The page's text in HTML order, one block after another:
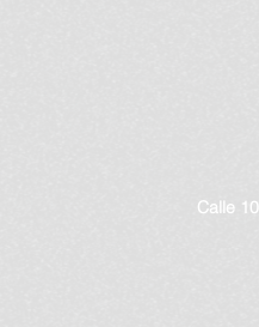
Calle